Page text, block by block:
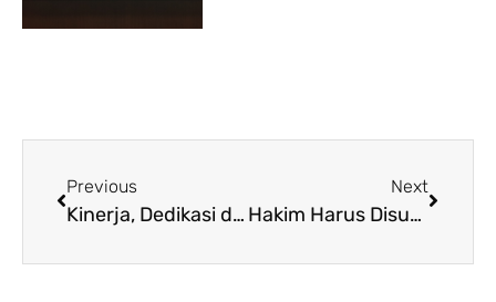
Previous
Kinerja, Dedikasi dan Kekompakan yang Apik, Lahirkan Prestasi
Next
Hakim Harus Disumpah Sebelum Membacakan Putusan